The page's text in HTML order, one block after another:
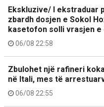
Ekskluzive/ I ekstraduar
zbardh dosjen e Sokol
kasetofon solli vrasjen
06/08 22:58
Zbulohet një rafineri
në Itali, mes të
06/08 22:55